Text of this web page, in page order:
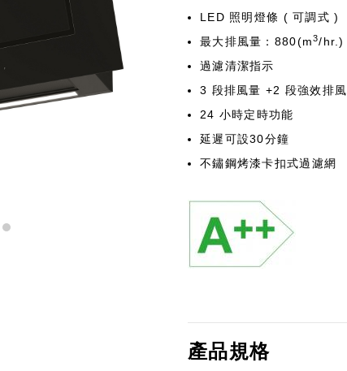
LED 照明燈條 ( 可調式 )
最大排風量：880(m3/hr.)
過濾清潔指示
3 段排風量 +2 段強效排風
24 小時定時功能
延遲可設30分鐘
不鏽鋼烤漆卡扣式過濾網
產品規格